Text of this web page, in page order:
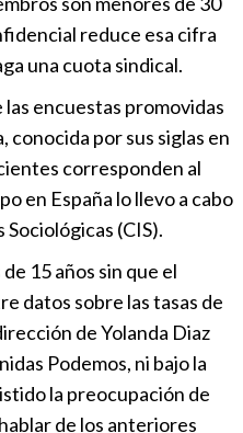
reduce esa cifra
una cuota sindical.
encuestas promovidas
conocida por sus siglas en
corresponden al
en España lo llevo a cabo
(CIS).
15 años sin que el
datos sobre las tasas de
de Yolanda Diaz
Podemos, ni bajo la
la preocupación de
de los anteriores